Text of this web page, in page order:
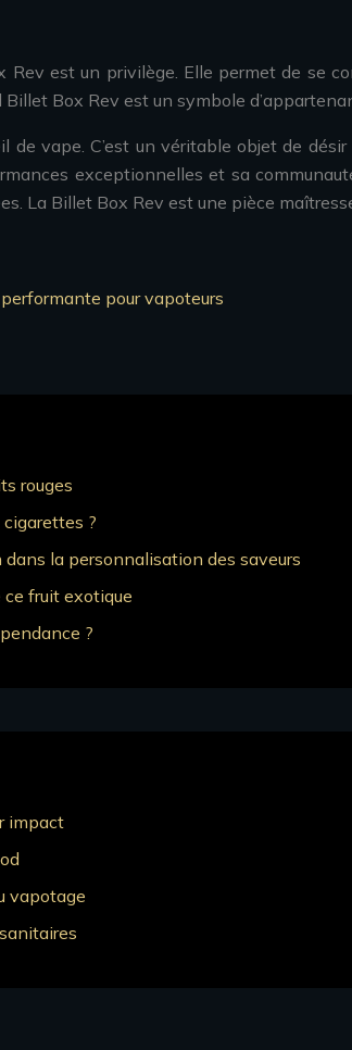
est un privilège. Elle permet de se
Box Rev est un symbole
vape. C’est un véritable objet de
exceptionnelles et sa
La Billet Box Rev est une pièce
pour vapoteurs
rouges
?
la personnalisation des saveurs
ce fruit exotique
?
impact
vapotage